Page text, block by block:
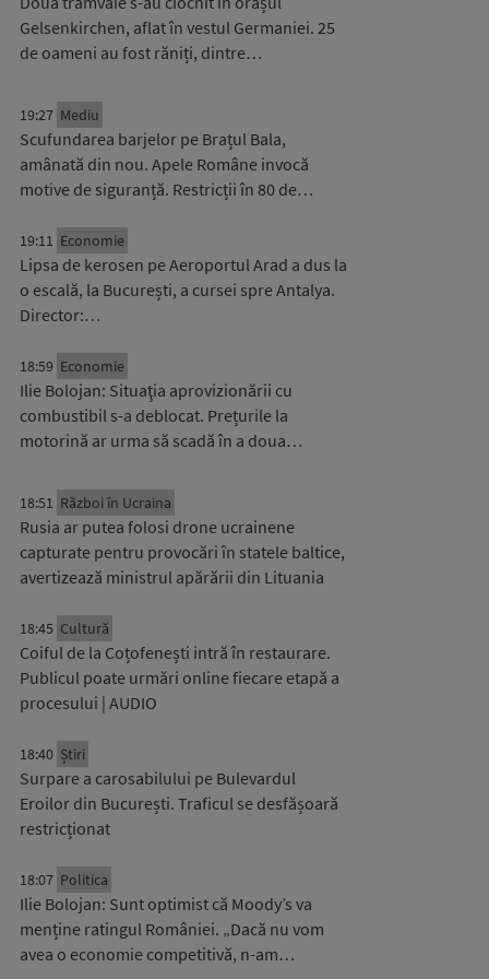
Gelsenkirchen, aflat în vestul Germaniei. 25
de oameni au fost răniți, dintre…
19:27 Mediu
Scufundarea barjelor pe Brațul Bala,
amânată din nou. Apele Române invocă
motive de siguranță. Restricții în 80 de…
19:11 Economie
Lipsa de kerosen pe Aeroportul Arad a dus la
o escală, la București, a cursei spre Antalya.
Director:…
18:59 Economie
Ilie Bolojan: Situaţia aprovizionării cu
combustibil s-a deblocat. Prețurile la
motorină ar urma să scadă în a doua…
18:51 Război în Ucraina
Rusia ar putea folosi drone ucrainene
capturate pentru provocări în statele baltice,
avertizează ministrul apărării din Lituania
18:45 Cultură
Coiful de la Coțofenești intră în restaurare.
Publicul poate urmări online fiecare etapă a
procesului | AUDIO
18:40 Știri
Surpare a carosabilului pe Bulevardul
Eroilor din București. Traficul se desfășoară
restricționat
18:07 Politica
Ilie Bolojan: Sunt optimist că Moody’s va
menține ratingul României. „Dacă nu vom
avea o economie competitivă, n-am…